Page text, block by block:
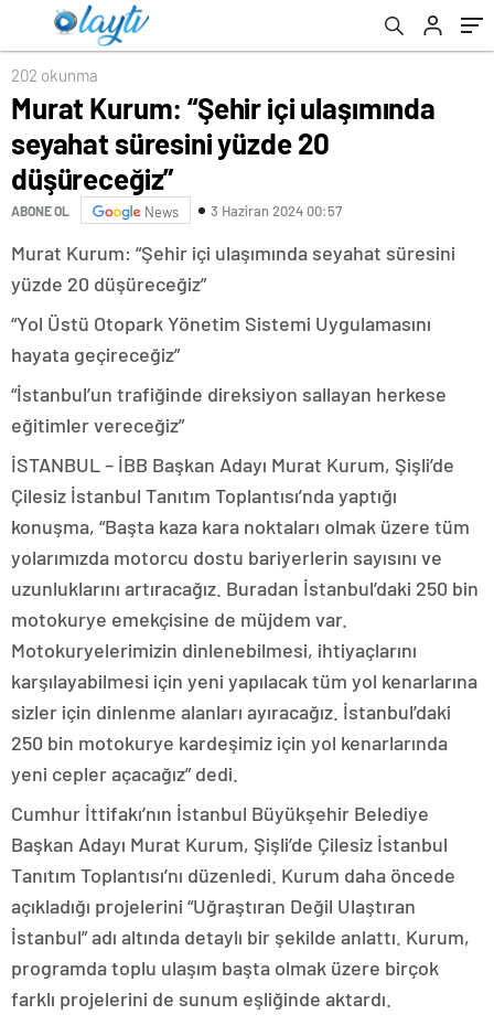
202 okunma
Murat Kurum: “Şehir içi ulaşımında
seyahat süresini yüzde 20
düşüreceğiz”
ABONE OL News 3 Haziran 2024 00:57
Murat Kurum: “Şehir içi ulaşımında seyahat süresini
yüzde 20 düşüreceğiz”
“Yol Üstü Otopark Yönetim Sistemi Uygulamasını
hayata geçireceğiz”
“İstanbul’un trafiğinde direksiyon sallayan herkese
eğitimler vereceğiz”
İSTANBUL – İBB Başkan Adayı Murat Kurum, Şişli’de
Çilesiz İstanbul Tanıtım Toplantısı’nda yaptığı
konuşma, “Başta kaza kara noktaları olmak üzere tüm
yolarımızda motorcu dostu bariyerlerin sayısını ve
uzunluklarını artıracağız. Buradan İstanbul’daki 250 bin
motokurye emekçisine de müjdem var.
Motokuryelerimizin dinlenebilmesi, ihtiyaçlarını
karşılayabilmesi için yeni yapılacak tüm yol kenarlarına
sizler için dinlenme alanları ayıracağız. İstanbul’daki
250 bin motokurye kardeşimiz için yol kenarlarında
yeni cepler açacağız” dedi.
Cumhur İttifakı’nın İstanbul Büyükşehir Belediye
Başkan Adayı Murat Kurum, Şişli’de Çilesiz İstanbul
Tanıtım Toplantısı’nı düzenledi. Kurum daha öncede
açıkladığı projelerini “Uğraştıran Değil Ulaştıran
İstanbul” adı altında detaylı bir şekilde anlattı. Kurum,
programda toplu ulaşım başta olmak üzere birçok
farklı projelerini de sunum eşliğinde aktardı.